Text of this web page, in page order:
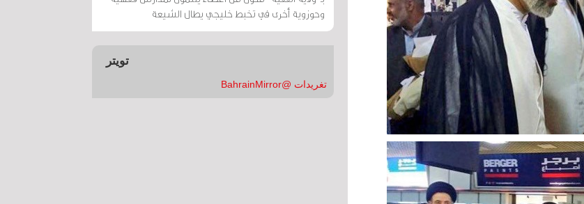
وحوزوية أخرى في تخبط خليجي يطال الشيعة
تويتر
تغريدات @BahrainMirror